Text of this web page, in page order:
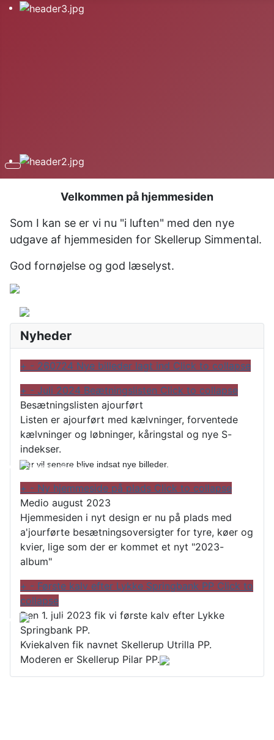
Nyheder
+ - 260724 Nye billeder lagt ind Click to collapse
+ - Juli 2024 Beætningslisten Click to collapse
Besætningslisten ajourført
Listen er ajourført med kælvninger, forventede
kælvninger og løbninger, kåringstal og nye S-
indekser.
Der vil senere blive indsat nye billeder.
+ - Ny hjemmeside på plads Click to collapse
Medio august 2023
Hjemmesiden i nyt design er nu på plads med
a'jourførte besætningsoversigter for tyre, køer og
kvier, lige som der er kommet et nyt "2023-
album"
+ - Første kalv efter Lykke Springbank PP Click to
collapse
Den 1. juli 2023 fik vi første kalv efter Lykke
Springbank PP.
Kviekalven fik navnet Skellerup Utrilla PP.
Moderen er Skellerup Pilar PP.
Velkommen på hjemmesiden
Som I kan se er vi nu "i luften" med den nye
udgave af hjemmesiden for Skellerup Simmental.
God fornøjelse og god læselyst.